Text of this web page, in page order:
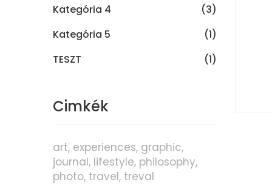
Kategória 4
(3)
Kategória 5
(1)
TESZT
(1)
Cimkék
art experiences graphic
journal lifestyle philosophy
photo travel treval